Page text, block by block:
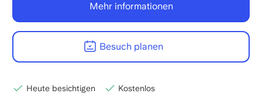
Mehr informationen
Besuch planen
Heute besichtigen
Kostenlos